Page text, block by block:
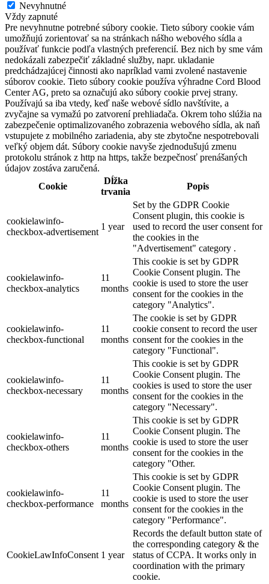
Nevyhnutné
Vždy zapnuté
Pre nevyhnutne potrebné súbory cookie. Tieto súbory cookie vám
umožňujú zorientovať sa na stránkach nášho webového sídla a
používať funkcie podľa vlastných preferencií. Bez nich by sme vám
nedokázali zabezpečiť základné služby, napr. ukladanie
predchádzajúcej činnosti ako napríklad vami zvolené nastavenie
súborov cookie. Tieto súbory cookie používa výhradne Cord Blood
Center AG, preto sa označujú ako súbory cookie prvej strany.
Používajú sa iba vtedy, keď naše webové sídlo navštívite, a
zvyčajne sa vymažú po zatvorení prehliadača. Okrem toho slúžia na
zabezpečenie optimalizovaného zobrazenia webového sídla, ak naň
vstupujete z mobilného zariadenia, aby ste zbytočne nespotrebovali
veľký objem dát. Súbory cookie navyše zjednodušujú zmenu
protokolu stránok z http na https, takže bezpečnosť prenášaných
údajov zostáva zaručená.
Cookie
Dĺžka
trvania
Popis
cookielawinfo-
checkbox-advertisement
1 year
Set by the GDPR Cookie
Consent plugin, this cookie is
used to record the user consent for
the cookies in the
"Advertisement" category .
cookielawinfo-
checkbox-analytics
11
months
This cookie is set by GDPR
Cookie Consent plugin. The
cookie is used to store the user
consent for the cookies in the
category "Analytics".
cookielawinfo-
checkbox-functional
11
months
The cookie is set by GDPR
cookie consent to record the user
consent for the cookies in the
category "Functional".
cookielawinfo-
checkbox-necessary
11
months
This cookie is set by GDPR
Cookie Consent plugin. The
cookies is used to store the user
consent for the cookies in the
category "Necessary".
cookielawinfo-
checkbox-others
11
months
This cookie is set by GDPR
Cookie Consent plugin. The
cookie is used to store the user
consent for the cookies in the
category "Other.
cookielawinfo-
checkbox-performance
11
months
This cookie is set by GDPR
Cookie Consent plugin. The
cookie is used to store the user
consent for the cookies in the
category "Performance".
CookieLawInfoConsent 1 year
Records the default button state of
the corresponding category & the
status of CCPA. It works only in
coordination with the primary
cookie.